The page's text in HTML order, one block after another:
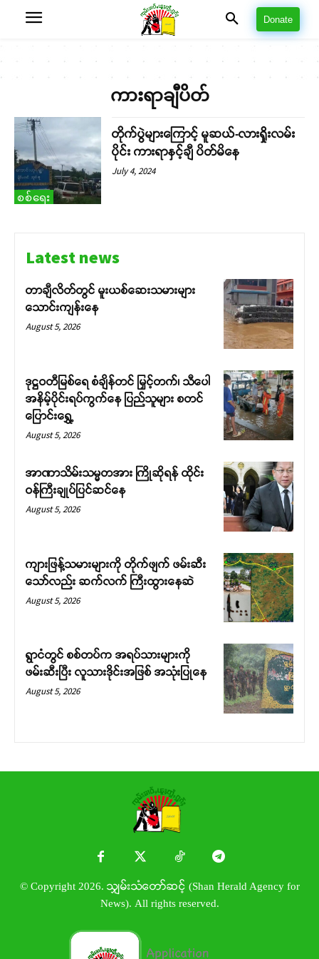
Support SHAN
Your support keeps our voice
strong. Join us today and help
heard, every voice counts, and
justice can thrive.
Donate
ကားရာချီပိတ်
စစ်ရေး
တိုက်ပွဲများကြောင့် မူဆယ်-လားရှိုးလမ်း
ပိုင်း ကားရာနှင့်ချီ ပိတ်မိနေ
July 4, 2024
Latest news
တာချီလိတ်တွင် မူးယစ်ဆေးသမားများ
သောင်းကျန်းနေ
August 5, 2026
ဒုဋ္ဌဝတီမြစ်ရေ စံချိန်တင် မြှင့်တက်၊ သီပေါ
အနိမ့်ပိုင်းရပ်ကွက်နေ ပြည်သူများ စတင်
ပြောင်းရွှေ့
August 5, 2026
အာဏာသိမ်းသမ္မတအား ကြိုဆိုရန် ထိုင်း
ဝန်ကြီးချုပ်ပြင်ဆင်နေ
August 5, 2026
ကျားဖြန့်သမားများကို တိုက်ဖျက် ဖမ်းဆီး
သော်လည်း ဆက်လက် ကြီးထွားနေဆဲ
August 5, 2026
ရွာငံတွင် စစ်တပ်က အရပ်သားများကို
ဖမ်းဆီးပြီး လူသားဒိုင်းအဖြစ် အသုံးပြုနေ
August 5, 2026
© Copyright 2026. သျှမ်းသံတော်ဆင့် (Shan Herald Agency for
News). All rights reserved.